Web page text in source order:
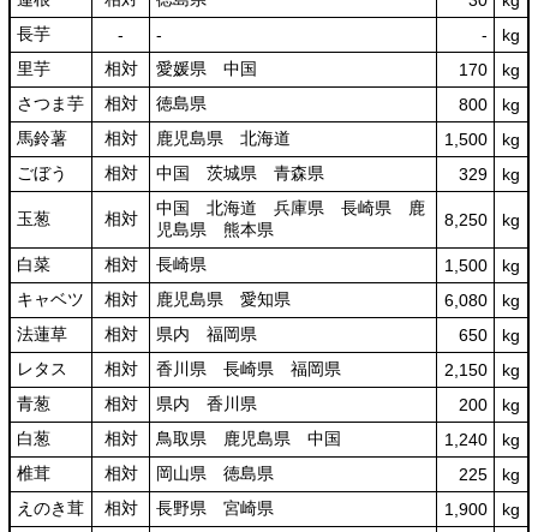
長芋
‐ ‐ ‐
kg
里芋
相対 愛媛県 中国 170
kg
さつま芋
相対 徳島県 800
kg
馬鈴薯
相対 鹿児島県 北海道 1,500
kg
ごぼう
相対 中国 茨城県 青森県 329 kg
玉葱 相対
中国 北海道 兵庫県 長崎県 鹿
児島県 熊本県
8,250 kg
白菜 相対 長崎県 1,500
kg
キャベツ
相対 鹿児島県 愛知県 6,080
kg
法蓮草
相対 県内 福岡県 650
kg
レタス
相対 香川県 長崎県 福岡県 2,150
kg
青葱
相対 県内 香川県 200
kg
白葱
相対 鳥取県 鹿児島県 中国 1,240
kg
椎茸
相対 岡山県 徳島県 225
kg
えのき茸
相対 長野県 宮崎県 1,900
kg